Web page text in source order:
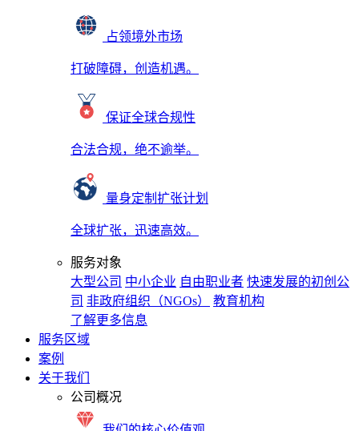
占领境外市场
打破障碍，创造机遇。
保证全球合规性
合法合规，绝不逾举。
量身定制扩张计划
全球扩张，迅速高效。
服务对象
大型公司 中小企业 自由职业者 快速发展的初创公
司 非政府组织（NGOs）
教育机构
了解更多信息
服务区域
案例
关于我们
公司概况